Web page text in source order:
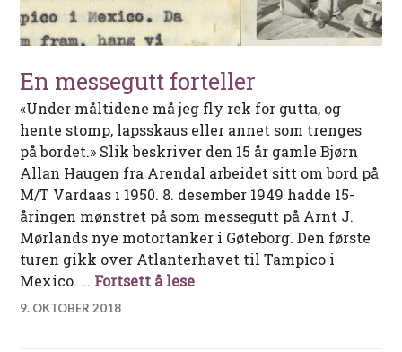
En messegutt forteller
«Under måltidene må jeg fly rek for gutta, og
hente stomp, lapsskaus eller annet som trenges
på bordet.» Slik beskriver den 15 år gamle Bjørn
Allan Haugen fra Arendal arbeidet sitt om bord på
M/T Vardaas i 1950. 8. desember 1949 hadde 15-
åringen mønstret på som messegutt på Arnt J.
Mørlands nye motortanker i Gøteborg. Den første
turen gikk over Atlanterhavet til Tampico i
Mexico. … Fortsett å leseEn messegutt forteller
9. OKTOBER 2018